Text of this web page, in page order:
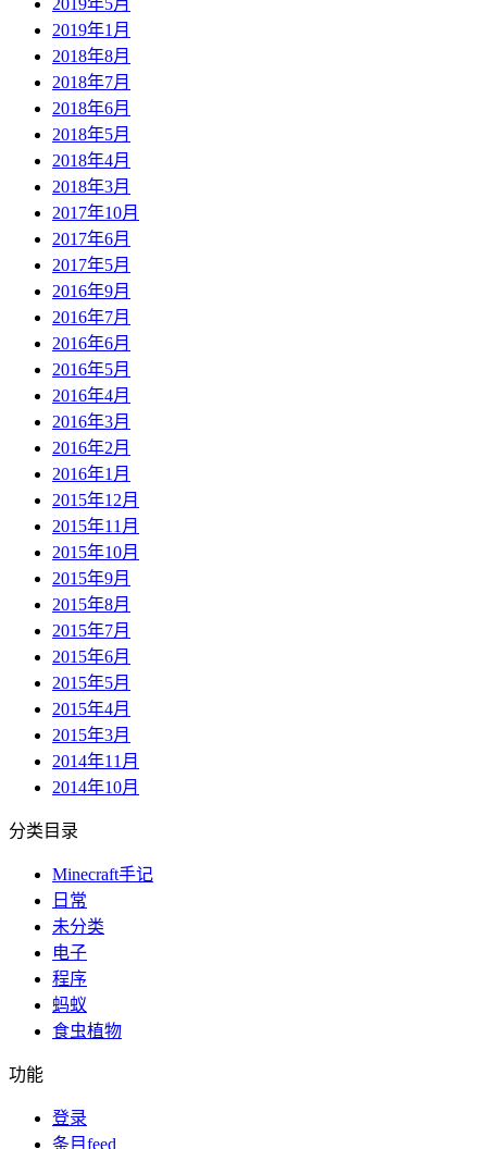
2019年1月
2018年8月
2018年7月
2018年6月
2018年5月
2018年4月
2018年3月
2017年10月
2017年6月
2017年5月
2016年9月
2016年7月
2016年6月
2016年5月
2016年4月
2016年3月
2016年2月
2016年1月
2015年12月
2015年11月
2015年10月
2015年9月
2015年8月
2015年7月
2015年6月
2015年5月
2015年4月
2015年3月
2014年11月
2014年10月
分类目录
Minecraft手记
日常
未分类
电子
程序
蚂蚁
食虫植物
功能
登录
条目feed